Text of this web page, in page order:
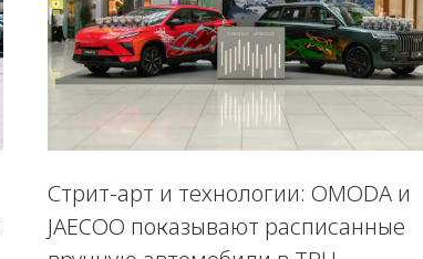
Стрит-арт и технологии: OMODA и
JAECOO показывают расписанные